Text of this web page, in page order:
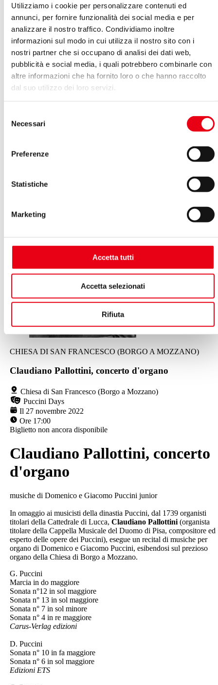
Utilizziamo i cookie per personalizzare contenuti ed
annunci, per fornire funzionalità dei social media e per
analizzare il nostro traffico. Condividiamo inoltre
informazioni sul modo in cui utilizza il nostro sito con i
nostri partner che si occupano di analisi dei dati web,
pubblicità e social media, i quali potrebbero combinarle con
altre informazioni che ha fornito loro o che hanno raccolto
dal suo utilizzo dei loro servizi.
delNecessari
Preferenze
Statistiche
Marketing
Accetta tutti
Accetta selezionati
Rifiuta
Claudiano Pallottini, concerto d'organo
CHIESA DI SAN FRANCESCO (BORGO A MOZZANO)
Claudiano Pallottini, concerto d'organo
Chiesa di San Francesco (Borgo a Mozzano)
Puccini Days
Il 27 novembre 2022
Ore 17:00
Biglietto non ancora disponibile
Claudiano Pallottini, concerto
d'organo
musiche di Domenico e Giacomo Puccini junior
In omaggio ai musicisti della dinastia Puccini, dal 1739 organisti
titolari della Cattedrale di Lucca, Claudiano Pallottini (organista
titolare della Cappella Musicale del Duomo di Pisa, compositore ed
esperto delle opere dei Puccini), esegue un recital di musiche per
organo di Domenico e Giacomo Puccini, esibendosi sul prezioso
organo della Chiesa di Borgo a Mozzano.
G. Puccini
Marcia in do maggiore
Sonata n°12 in sol maggiore
Sonata n° 13 in sol maggiore
Sonata n° 7 in sol minore
Sonata n° 4 in re maggiore
Carus-Verlag edizioni
D. Puccini
Sonata n° 10 in fa maggiore
Sonata n° 6 in sol maggiore
Edizioni ETS